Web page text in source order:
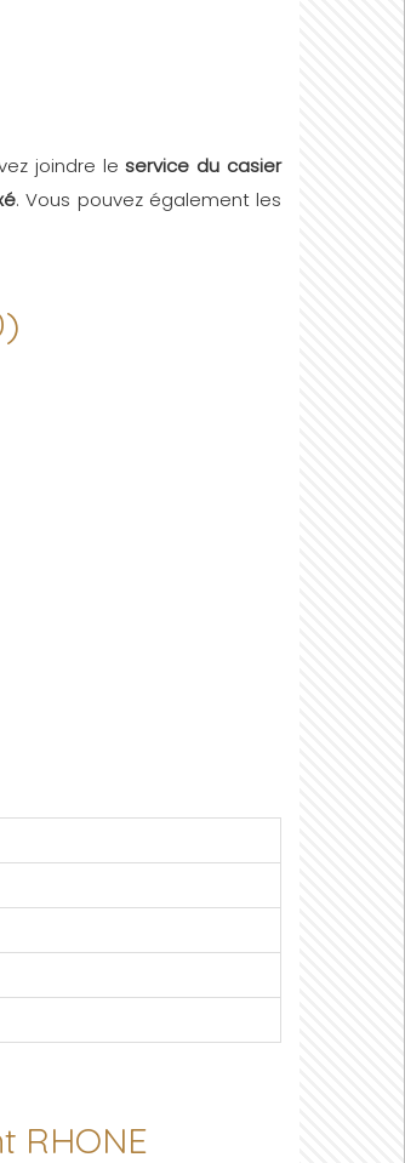
joindre leservice du casier
. Vous pouvez également les
RHONE